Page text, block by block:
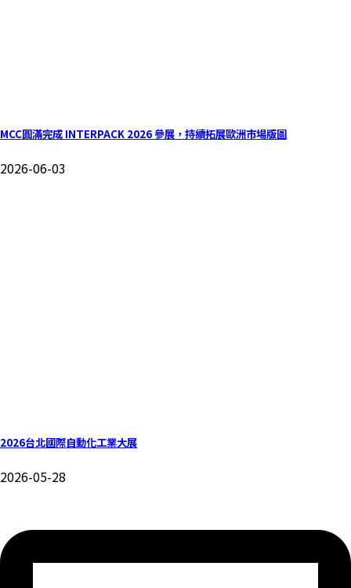
MCC圓滿完成 INTERPACK 2026 參展，持續拓展歐洲市場版圖
2026-06-03
2026台北國際自動化工業大展
2026-05-28